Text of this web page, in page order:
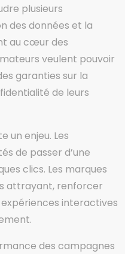
plusieurs
des données et la
au cœur des
veulent pouvoir
garanties sur la
de leurs
un enjeu. Les
de passer d’une
clics. Les marques
attrayant, renforcer
interactives
des campagnes